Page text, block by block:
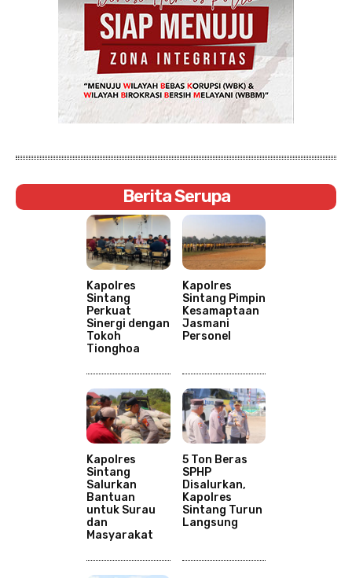
Berita Serupa
Kapolres
Sintang
Perkuat
Sinergi dengan
Tokoh
Tionghoa
Kapolres
Sintang Pimpin
Kesamaptaan
Jasmani
Personel
Kapolres
Sintang
Salurkan
Bantuan
untuk Surau
dan
Masyarakat
5 Ton Beras
SPHP
Disalurkan,
Kapolres
Sintang Turun
Langsung